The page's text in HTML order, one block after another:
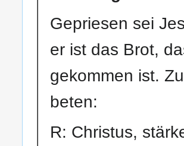
Gepriesen sei
er ist das Brot,
gekommen ist.
beten:
R: Christus,